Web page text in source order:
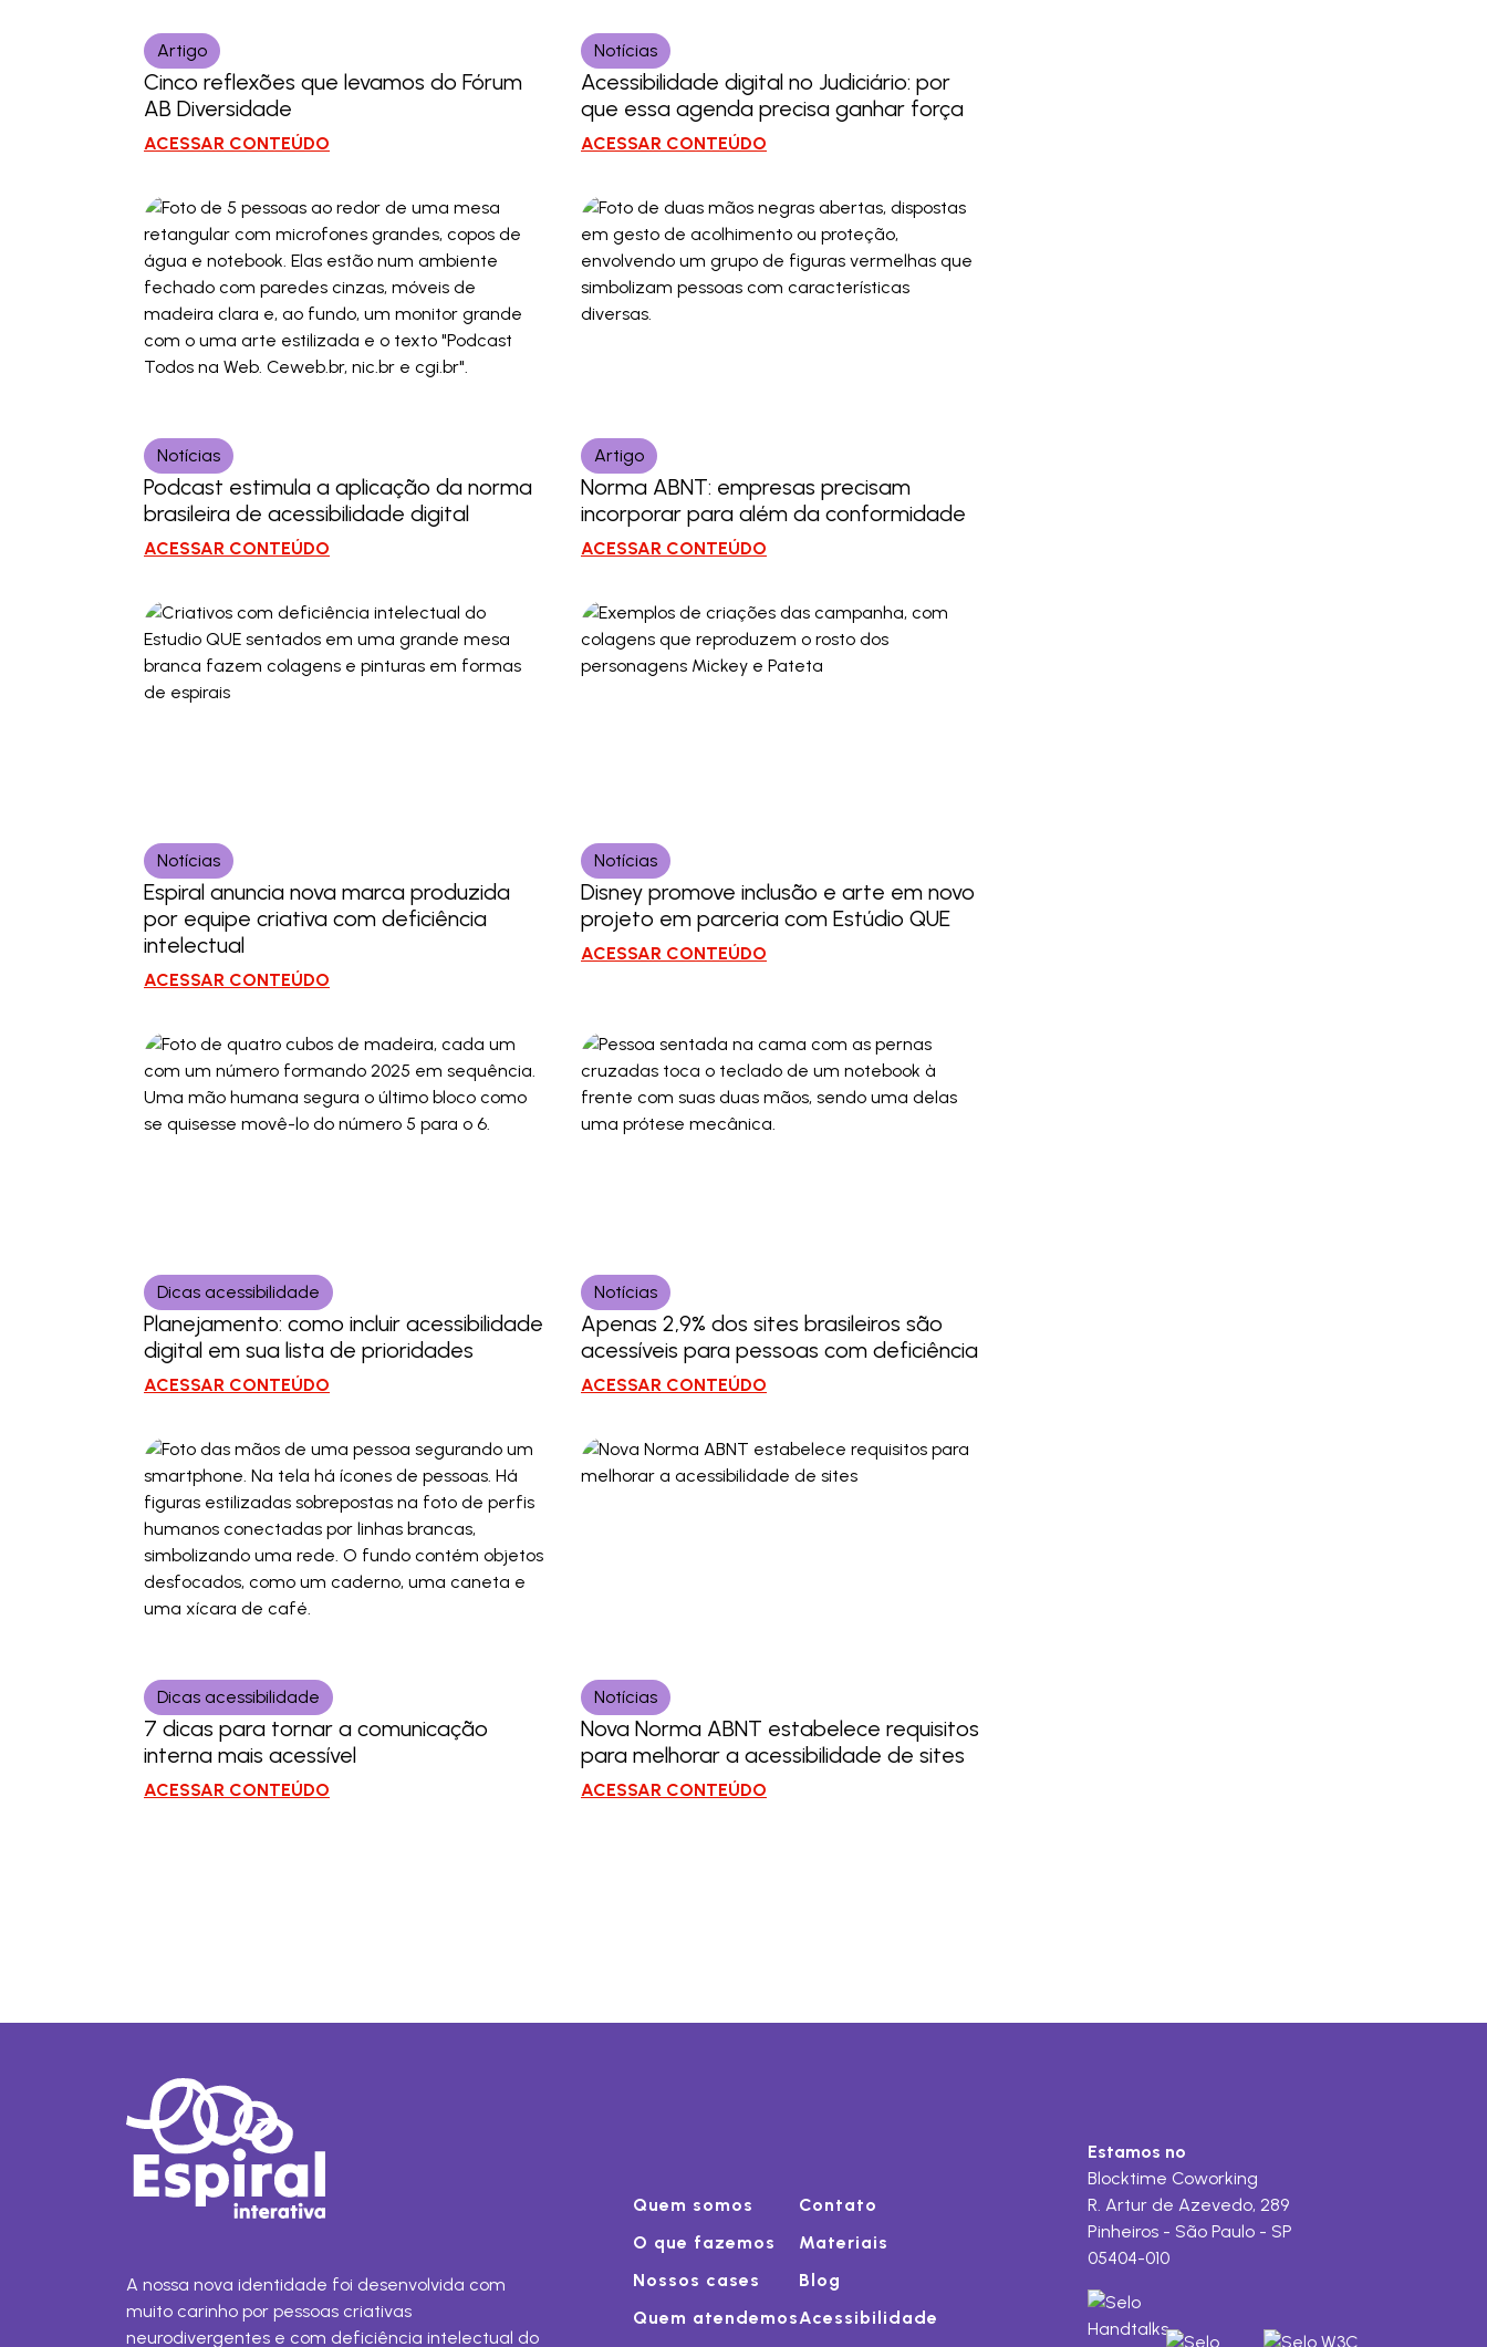
Artigo
Cinco reflexões que levamos do Fórum
AB Diversidade
ACESSAR CONTEÚDO
Notícias
Acessibilidade digital no Judiciário: por
que essa agenda precisa ganhar força
ACESSAR CONTEÚDO
Notícias
Podcast estimula a aplicação da norma
brasileira de acessibilidade digital
ACESSAR CONTEÚDO
Artigo
Norma ABNT: empresas precisam
incorporar para além da conformidade
ACESSAR CONTEÚDO
Notícias
Espiral anuncia nova marca produzida
por equipe criativa com deficiência
intelectual
ACESSAR CONTEÚDO
Notícias
Disney promove inclusão e arte em novo
projeto em parceria com Estúdio QUE
ACESSAR CONTEÚDO
Dicas acessibilidade
Planejamento: como incluir acessibilidade
digital em sua lista de prioridades
ACESSAR CONTEÚDO
Notícias
Apenas 2,9% dos sites brasileiros são
acessíveis para pessoas com deficiência
ACESSAR CONTEÚDO
Dicas acessibilidade
7 dicas para tornar a comunicação
interna mais acessível
ACESSAR CONTEÚDO
Notícias
Nova Norma ABNT estabelece requisitos
para melhorar a acessibilidade de sites
ACESSAR CONTEÚDO
A nossa nova identidade foi desenvolvida com
muito carinho por pessoas criativas
neurodivergentes e com deficiência intelectual do
Quem somos
O que fazemos
Nossos cases
Quem atendemos
Contato
Materiais
Blog
Acessibilidade
Estamos no
Blocktime Coworking
R. Artur de Azevedo, 289
Pinheiros - São Paulo - SP
05404-010